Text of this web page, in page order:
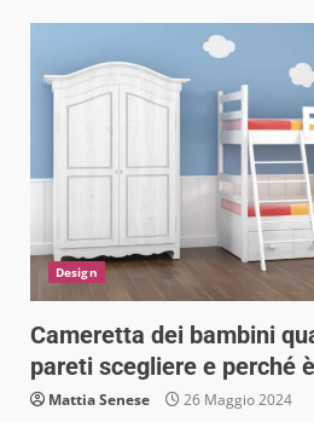
Design
Cameretta dei bambini
pareti scegliere e perché
Mattia Senese 26 Maggio 2024